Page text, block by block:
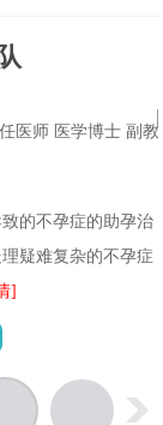
队
医师 医学博士 副教
的不孕症的助孕治
疑难复杂的不孕症
]